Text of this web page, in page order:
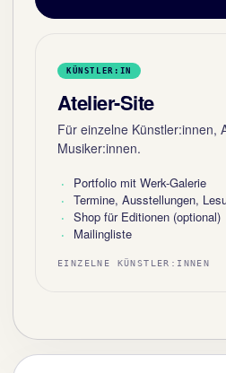
KÜNSTLER:IN
Atelier-Site
Für einzelne Künstler:innen,
Musiker:innen.
Portfolio mit Werk-Galerie
Termine, Ausstellungen,
Shop für Editionen (optional)
Mailingliste
EINZELNE KÜNSTLER:INNEN